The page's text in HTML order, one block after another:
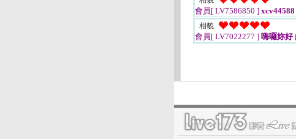
會員[ LV7586850 ] xcv44588
相貌
會員[ LV7022277 ] 嗨囉妳好